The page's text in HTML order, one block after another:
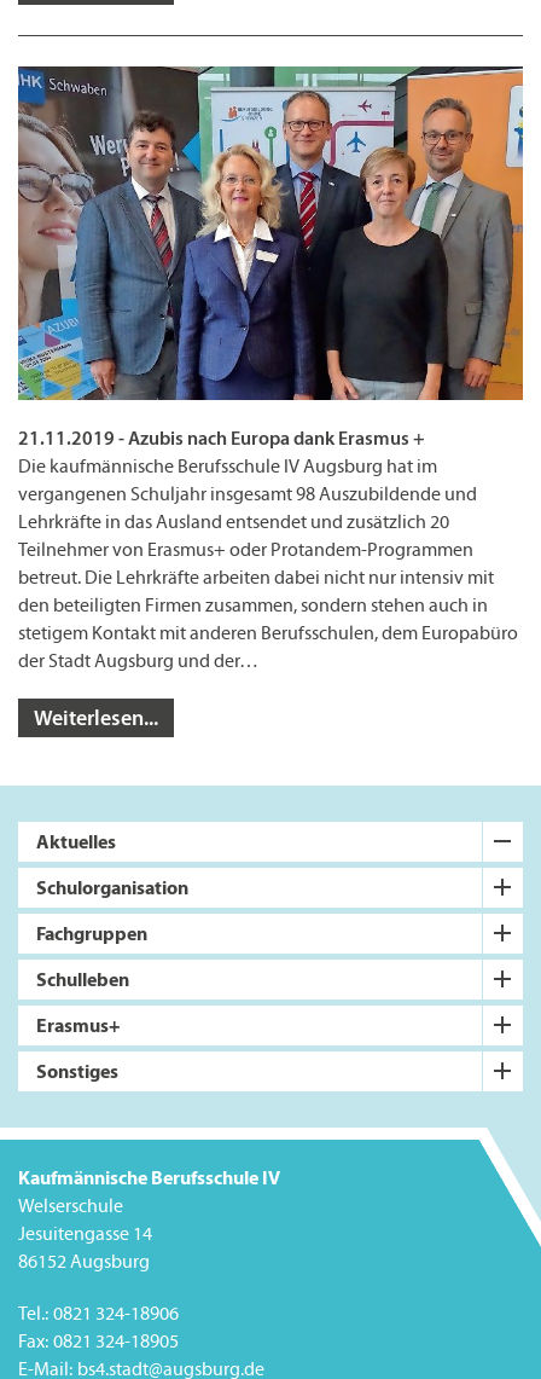
21.11.2019 - Azubis nach Europa dank Erasmus +
Die kaufmännische Berufsschule IV Augsburg hat im
vergangenen Schuljahr insgesamt 98 Auszubildende und
Lehrkräfte in das Ausland entsendet und zusätzlich 20
Teilnehmer von Erasmus+ oder Protandem-Programmen
betreut. Die Lehrkräfte arbeiten dabei nicht nur intensiv mit
den beteiligten Firmen zusammen, sondern stehen auch in
stetigem Kontakt mit anderen Berufsschulen, dem Europabüro
der Stadt Augsburg und der…
Weiterlesen...
Aktuelles
Schulorganisation
Fachgruppen
Schulleben
Erasmus+
Sonstiges
Kaufmännische Berufsschule IV
Welserschule
Jesuitengasse 14
86152 Augsburg
Tel.: 0821 324-18906
Fax: 0821 324-18905
E-Mail: bs4.stadt@augsburg.de